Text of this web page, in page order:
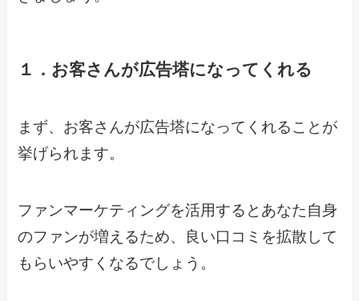
１．お客さんが広告塔になってくれる
まず、お客さんが広告塔になってくれることが
挙げられます。
ファンマーケティングを活用するとあなた自身
のファンが増えるため、良い口コミを拡散して
もらいやすくなるでしょう。